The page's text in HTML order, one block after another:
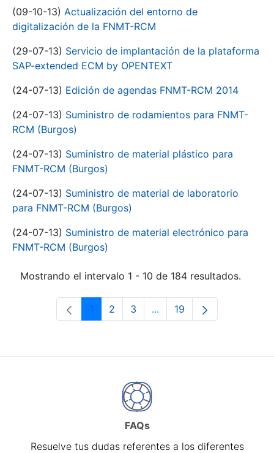
(09-10-13) Actualización del entorno de
digitalización de la FNMT-RCM
(29-07-13) Servicio de implantación de la plataforma
SAP-extended ECM by OPENTEXT
(24-07-13) Edición de agendas FNMT-RCM 2014
(24-07-13) Suministro de rodamientos para FNMT-
RCM (Burgos)
(24-07-13) Suministro de material plástico para
FNMT-RCM (Burgos)
(24-07-13) Suministro de material de laboratorio
para FNMT-RCM (Burgos)
(24-07-13) Suministro de material electrónico para
FNMT-RCM (Burgos)
Mostrando el intervalo 1 - 10 de 184 resultados.
Página
1 Página
2 Página
3 ...Páginas intermedias Use
Página
19
FAQs
Resuelve tus dudas referentes a los diferentes